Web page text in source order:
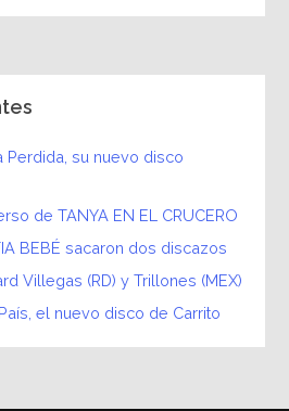
Perdida, su nuevo disco
de TANYA EN EL CRUCERO
BEBÉ sacaron dos discazos
Villegas (RD) y Trillones (MEX)
el nuevo disco de Carrito